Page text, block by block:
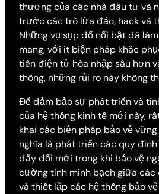
thương của các nhà đầu tư và
trước các trò lừa đảo, hack và
Những vụ sụp đổ nổi bật đã
mang, với ít biện pháp khắc
tiền điện tử hòa nhập sâu hơn
thống, những rủi ro này không
Để đảm bảo sự phát triển và
của hệ thống kinh tế mới này,
khai các biện pháp bảo vệ
nghĩa là phát triển các quy
đẩy đổi mới trong khi bảo vệ
cường tính minh bạch giữa
và thiết lập các hệ thống bảo